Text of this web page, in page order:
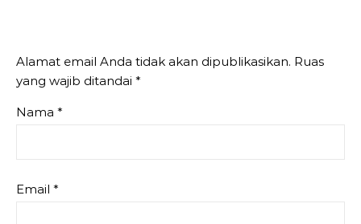
Alamat email Anda tidak akan dipublikasikan. Ruas
yang wajib ditandai *
Nama *
Email *